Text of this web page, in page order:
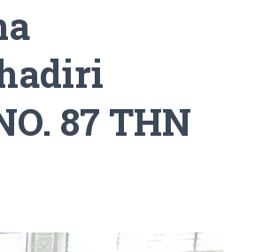
87 THN